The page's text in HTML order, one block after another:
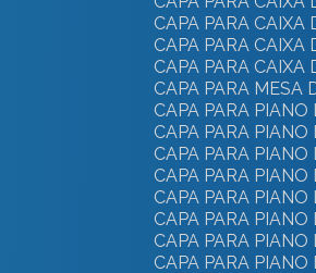
CAPA PARA
CAPA PARA
CAPA PARA
CAPA PARA
CAPA PARA
CAPA PARA
CAPA PARA
CAPA PARA
CAPA PARA
CAPA PARA
CAPA PARA
CAPA PARA